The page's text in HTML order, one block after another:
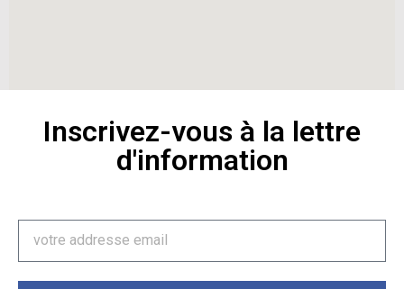
Inscrivez-vous à la lettre
d'information